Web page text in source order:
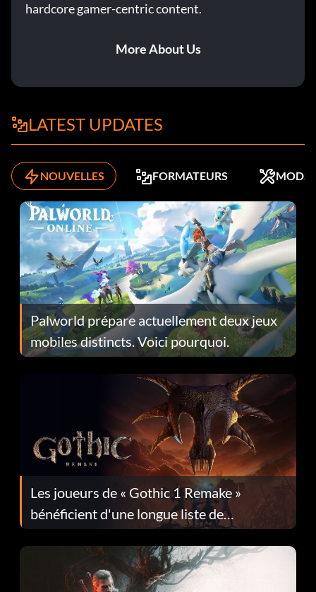
hardcore gamer-centric content.
More About Us
LATEST UPDATES
NOUVELLES FORMATEURS MODS
Palworld prépare actuellement deux jeux
mobiles distincts. Voici pourquoi.
Les joueurs de « Gothic 1 Remake »
bénéficient d'une longue liste de
corrections dans la mise à jour 1.0.4